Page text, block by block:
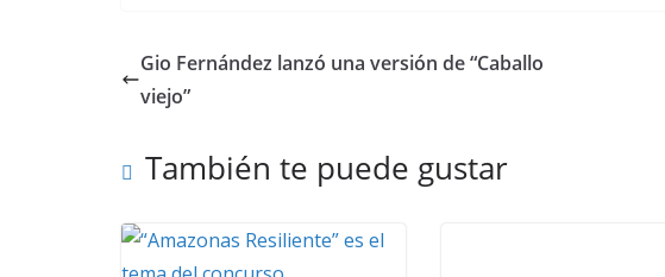
Gio Fernández lanzó una versión de “Caballo
viejo”
También te puede gustar